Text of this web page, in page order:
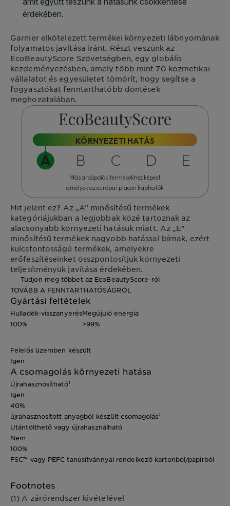
Garnierelkötelezett termékei környezeti lábnyomának
folyamatos javítása iránt. Részt veszünk az
EcoBeautyScore Szövetségben, egy globális
kezdeményezésben, amely több mint 70 kozmetikai
vállalatot és egyesületet tömörít, hogy segítse a
fogyasztókat fenntarthatóbb döntések
meghozatalában.
KÖRNYEZETI HATÁS
Más arcápolók termékekhez képest
amelyek az európai piacon kaphatók
Mit jelent ez? Az „A” minősítésű termékek
kategóriájukban a legjobbak közé tartoznak az
alacsonyabb környezeti hatásuk miatt. Az „E”
minősítésű termékek nagyobb hatással bírnak, ezért
kulcsfontosságú termékek, amelyekre
erőfeszítéseinket összpontosítjuk környezeti
teljesítményük javítása érdekében.
Tudjon meg többet az EcoBeautyScore-ról
TOVÁBB A FENNTARTHATÓSÁGRÓL
Gyártási feltételek
Hulladék-visszanyerés
100%
Megújuló energia
>99%
Felelős üzemben készült
Igen
A csomagolás környezeti hatása
Újrahasznosítható¹
Igen
40%
újrahasznosított anyagból készült csomagolás²
Utántölthető vagy újrahasználható
Nem
100%
FSC™ vagy PEFC tanúsítvánnyal rendelkező kartonból/papírból
Footnotes
(1) A zárórendszer kivételével